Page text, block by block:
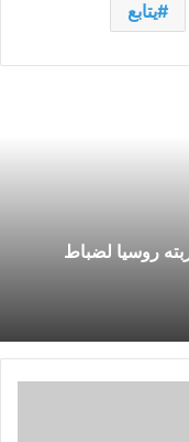
يتابع
روسيا لضباط